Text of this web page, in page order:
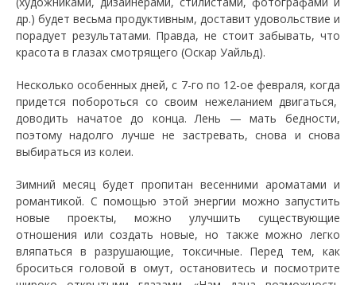
др.) будет весьма продуктивным, доставит удовольствие и
порадует результатами. Правда, не стоит забывать, что
красота в глазах смотрящего (Оскар Уайльд).
Несколько особенных дней, с 7-го по 12-ое февраля, когда
придется побороться со своим нежеланием двигаться,
доводить начатое до конца. Лень — мать бедности,
поэтому надолго лучше не застревать, снова и снова
выбираться из колеи.
Зимний месяц будет пропитан весенними ароматами и
романтикой. С помощью этой энергии можно запустить
новые проекты, можно улучшить существующие
отношения или создать новые, но также можно легко
вляпаться в разрушающие, токсичные. Перед тем, как
броситься головой в омут, остановитесь и посмотрите